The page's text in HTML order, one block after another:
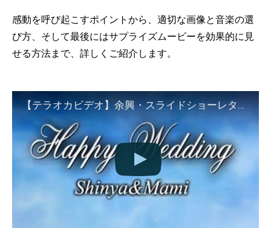
感動を呼び起こすポイントから、適切な画像と音楽の選
び方、そして最後にはサプライズムービーを効果的に見
せる方法まで、詳しくご紹介します。
【テラオカビデオ】余興・スライドショーレターDVD